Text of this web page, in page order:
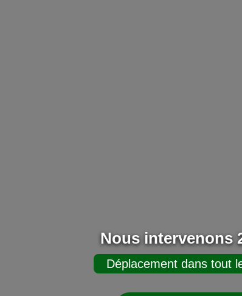
Nous intervenons
Déplacement dans tout